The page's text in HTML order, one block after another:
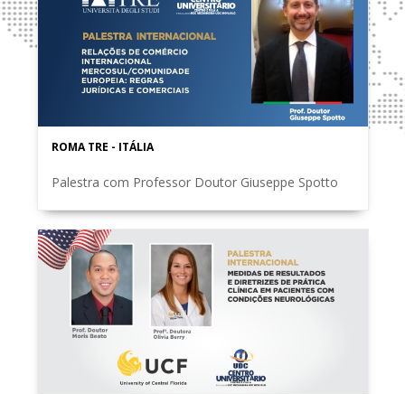
ROMA TRE - ITÁLIA
Palestra com Professor Doutor Giuseppe Spotto